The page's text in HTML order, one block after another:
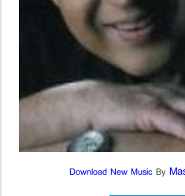
Download New MusicBy